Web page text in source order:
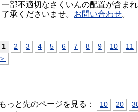
一部不適切なさくいんの配置が含ま
了承くださいませ。 お問い合わせ。
1 2 3 4 5 6 7 8 9 10
11
＞
もっと先のページを見る： 10 20